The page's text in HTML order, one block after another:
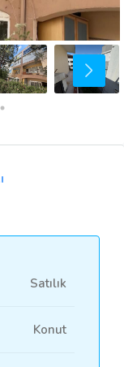
Satılık
Konut